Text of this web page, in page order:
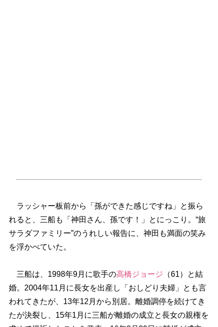
ラッシャー板前から「孫ができた感じですね」と振ら
れると、三船も「神田さん、孫です！」とにっこり。“旅
サラダファミリー”のうれしい報告に、神田も満面の笑み
を浮かべていた。
三船は、1998年9月に歌手の高橋ジョージ （61）と結
婚。2004年11月に長女を出産し「おしどり夫婦」とも言
われてきたが、13年12月から別居。離婚調停を続けてき
たが決裂し、15年1月に三船が離婚の成立と長女の親権を